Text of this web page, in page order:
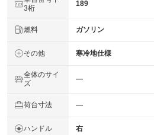
3桁
189
燃料 ガソリン
その他 寒冷地仕様
全体のサイ
ズ
―
荷台寸法 ―
ハンドル 右